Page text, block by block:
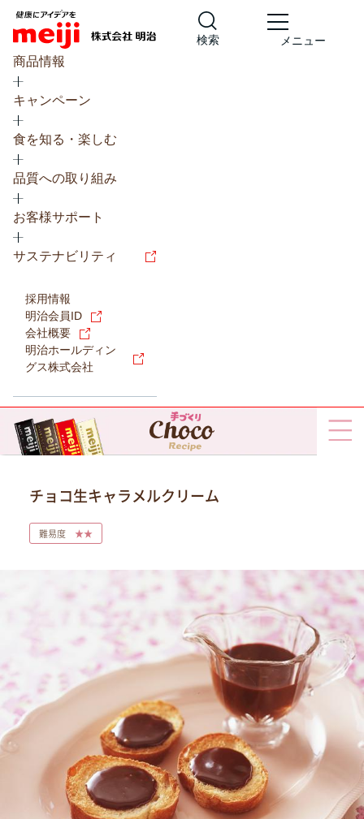
検索 メニュー
商品情報
キャンペーン
食を知る・楽しむ
品質への取り組み
お客様サポート
サステナビリティ
採用情報
明治会員ID
会社概要
明治ホールディン
グス株式会社
チョコ生キャラメルクリーム
難易度 ★★